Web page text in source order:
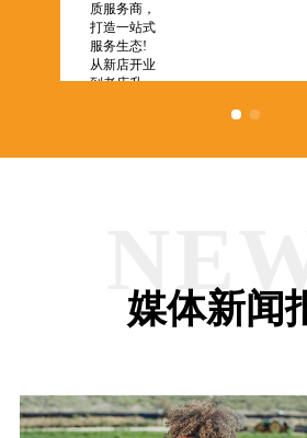
质服务商，
打造一站式
服务生态!
从新店开业
到老店升
材供应到金
题，助力轻
松做生意。媒体新闻
再次加码。近日袋鼠菜篮点评先后与检科测
集团有限公司、中农孚德检测技术(北京)有